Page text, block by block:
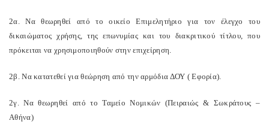
2α. Να θεωρηθεί από το οικείο Επιμελητήριο για τον έλεγχο του
δικαιώματος χρήσης, της επωνυμίας και του διακριτικού τίτλου, που
πρόκειται να χρησιμοποιηθούν στην επιχείρηση.
2β. Να κατατεθεί για θεώρηση από την αρμόδια ΔΟΥ ( Εφορία).
2γ. Να θεωρηθεί από το Ταμείο Νομικών (Πειραιώς & Σωκράτους –
Αθήνα)